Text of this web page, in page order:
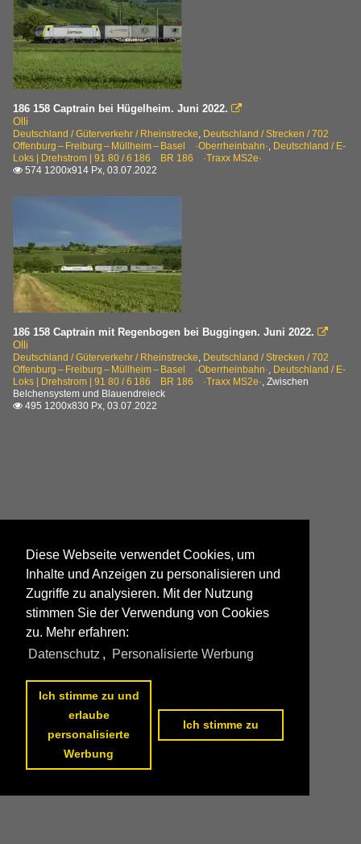
186 158 Captrain bei Hügelheim. Juni 2022. 
Olli
Deutschland / Güterverkehr / Rheinstrecke, Deutschland / Strecken / 702
Offenburg – Freiburg – Müllheim – Basel ·Oberrheinbahn·, Deutschland / E-
Loks | Drehstrom | 91 80 / 6 186 BR 186 ·Traxx MS2e·
 574 1200x914 Px, 03.07.2022
186 158 Captrain mit Regenbogen bei Buggingen. Juni 2022. 
Olli
Deutschland / Güterverkehr / Rheinstrecke, Deutschland / Strecken / 702
Offenburg – Freiburg – Müllheim – Basel ·Oberrheinbahn·, Deutschland / E-
Loks | Drehstrom | 91 80 / 6 186 BR 186 ·Traxx MS2e·, Zwischen
Belchensystem und Blauendreieck
 495 1200x830 Px, 03.07.2022
Diese Webseite verwendet Cookies, um
Inhalte und Anzeigen zu personalisieren und
Zugriffe zu analysieren. Mit der Nutzung
stimmen Sie der Verwendung von Cookies
zu. Mehr erfahren:
Datenschutz , Personalisierte Werbung
Ich stimme zu und
erlaube
personalisierte
Werbung
Ich stimme zu